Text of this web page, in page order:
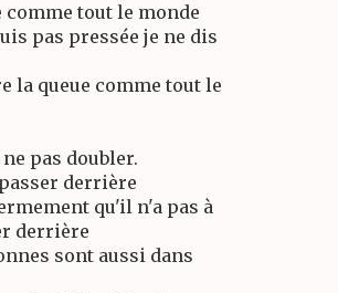
tout le monde
pas pressée je ne dis
la queue comme tout le
pas doubler.
derrière
qu'il n'a pas à
derrière
sont aussi dans